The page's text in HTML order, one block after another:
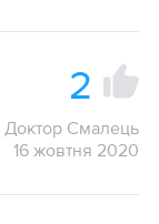
2
Доктор Смалець
16 жовтня 2020